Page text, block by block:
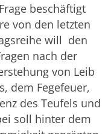
beschäftigt
von den letzten
will den
nach der
von Leib
dem Fegefeuer,
des Teufels und
soll hinter dem